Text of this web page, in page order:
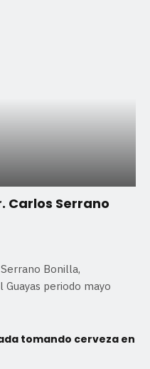
Carlos Serrano
Bonilla,
periodo mayo
tomando cerveza en